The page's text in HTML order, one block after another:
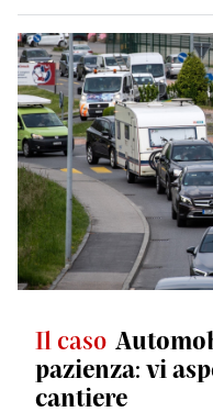
Il caso
pazienza: vi
cantiere